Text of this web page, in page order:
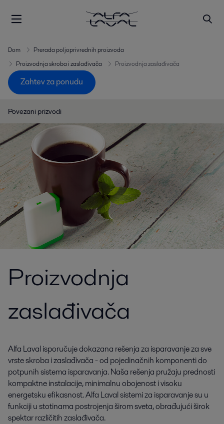
Dom
Prerada poljoprivrednih proizvoda
Proizvodnja skroba i zaslađivača
Proizvodnja zaslađivača
Zahtev za ponudu
Povezani prizvodi
Proizvodnja
zaslađivača
Alfa Laval isporučuje dokazana rešenja za isparavanje za sve
vrste skroba i zaslađivača - od pojedinačnih komponenti do
potpunih sistema isparavanja. Naša rešenja pružaju prednosti
kompaktne instalacije, minimalnu obojenost i visoku
energetsku efikasnost. Alfa Laval sistemi za isparavanje su u
funkciji u stotinama postrojenja širom sveta, obrađujući širok
spektar različitih zaslađivača.